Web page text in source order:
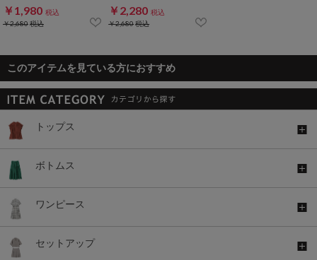
￥1,980 税込
￥2,680税込
￥2,280 税込
￥2,680税込
このアイテムを見ている方におすすめ
トップス
ボトムス
ワンピース
セットアップ